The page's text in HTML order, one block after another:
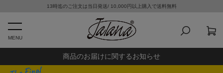
13時迄のご注文は当日発送/ 10,000円以上購入で送料無料
MENU
商品のお届けに関するお知らせ